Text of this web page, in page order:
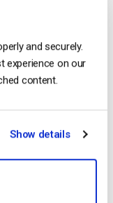
and securely.
experience on our
content.
Show details
Tuttavia, in un